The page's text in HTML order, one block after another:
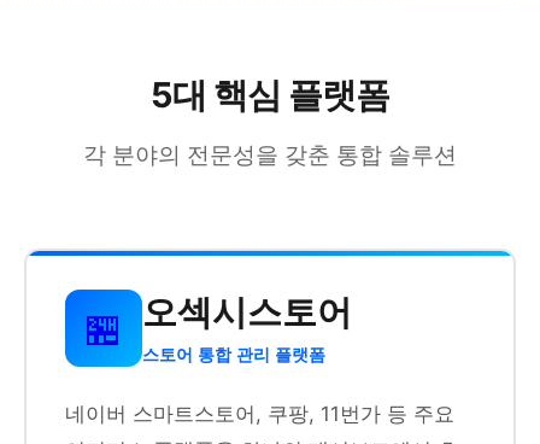
5대 핵심 플랫폼
각 분야의 전문성을 갖춘 통합 솔루션
🏪 오섹시스토어
스토어 통합 관리 플랫폼
네이버 스마트스토어, 쿠팡, 11번가 등 주요